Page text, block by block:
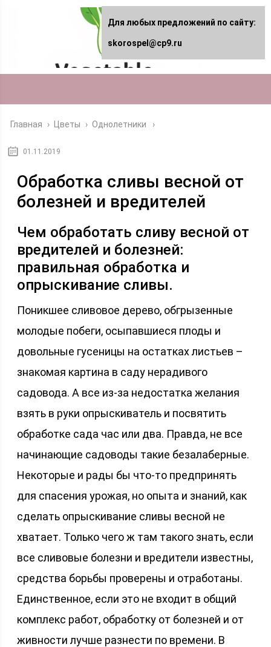
Главная › Цветы › Однолетники
01.11.2019
Обработка сливы весной от
болезней и вредителей
Чем обработать сливу весной от
вредителей и болезней:
правильная обработка и
опрыскивание сливы.
Поникшее сливовое дерево, обгрызенные
молодые побеги, осыпавшиеся плоды и
довольные гусеницы на остатках листьев –
знакомая картина в саду нерадивого
садовода. А все из-за недостатка желания
взять в руки опрыскиватель и посвятить
обработке сада час или два. Правда, не все
начинающие садоводы такие безалаберные.
Некоторые и рады бы что-то предпринять
для спасения урожая, но опыта и знаний, как
сделать опрыскивание сливы весной не
хватает. Только чего ж там такого знать, если
все сливовые болезни и вредители известны,
средства борьбы проверены и отработаны.
Единственное, если это не входит в общий
комплекс работ, обработку от болезней и от
живности лучше разнести по времени. В
Для любых предложений по сайту:
skorospel@cp9.ru